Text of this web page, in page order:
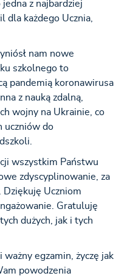
z najbardziej
dla każdego Ucznia,
nam nowe
szkolnego to
pandemią koronawirusa
z nauką zdalną,
wojny na Ukrainie, co
uczniów do
wszystkim Państwu
zdyscyplinowanie, za
Dziękuję Uczniom
Gratuluję
dużych, jak i tych
egzamin, życzę jak
powodzenia